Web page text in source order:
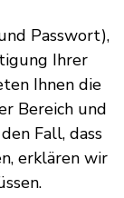
Passwort),
Ihrer
Ihnen die
Bereich und
Fall, dass
erklären wir